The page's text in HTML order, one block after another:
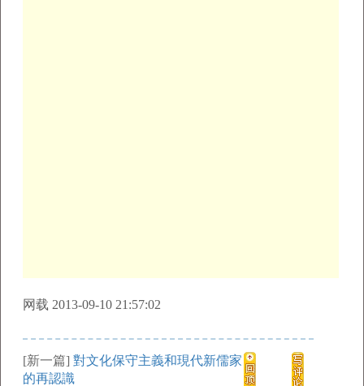
网载 2013-09-10 21:57:02
[新一篇] 對文化保守主義和現代新儒家
的再認識